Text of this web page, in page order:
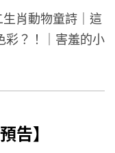
肖動物童詩｜這
彩？！｜害羞的小
告】